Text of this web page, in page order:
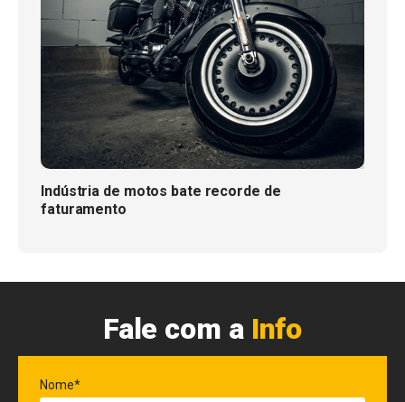
Indústria de motos bate recorde de
faturamento
Fale com a Info
Nome*